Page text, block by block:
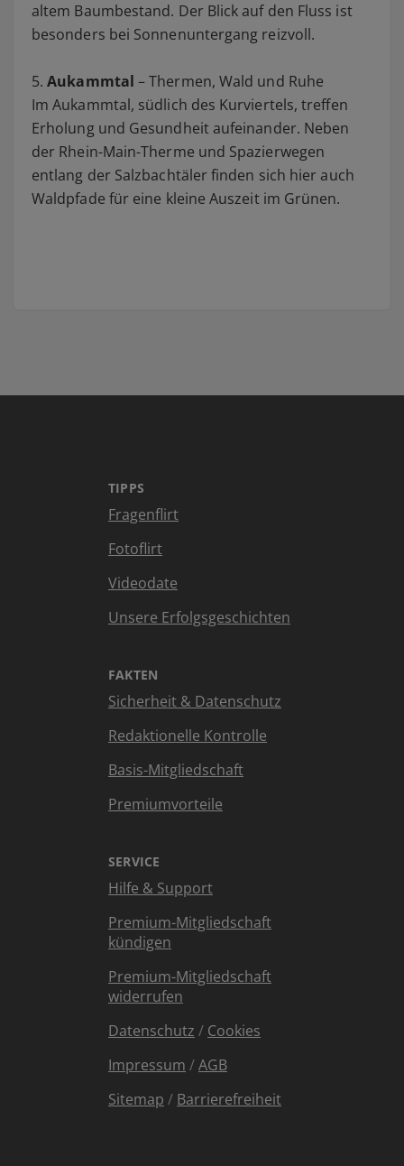
altem Baumbestand. Der Blick auf den Fluss ist
besonders bei Sonnenuntergang reizvoll.
5.Aukammtal – Thermen, Wald und Ruhe
Im Aukammtal, südlich des Kurviertels, treffen
Erholung und Gesundheit aufeinander. Neben
der Rhein-Main-Therme und Spazierwegen
entlang der Salzbachtäler finden sich hier auch
Waldpfade für eine kleine Auszeit im Grünen.
TIPPS
Fragenflirt
Fotoflirt
Videodate
Unsere Erfolgsgeschichten
FAKTEN
Sicherheit & Datenschutz
Redaktionelle Kontrolle
Basis-Mitgliedschaft
Premiumvorteile
SERVICE
Hilfe & Support
Premium-Mitgliedschaft
kündigen
Premium-Mitgliedschaft
widerrufen
Datenschutz / Cookies
Impressum /AGB
Sitemap / Barrierefreiheit